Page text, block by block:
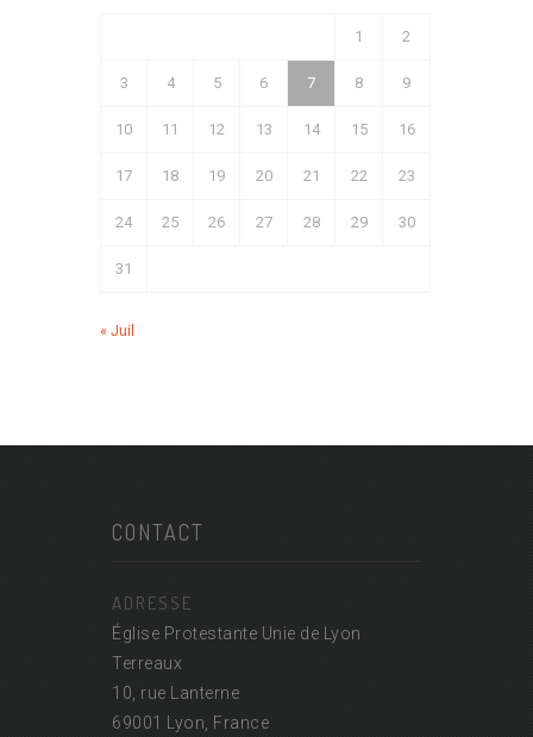
1 2
3 4 5 6 7 8 9
10 11 12 13 14 15 16
17 18 19 20 21 22 23
24 25 26 27 28 29 30
31
« Juil
CONTACT
ADRESSE
Église Protestante Unie de Lyon
Terreaux
10, rue Lanterne
69001 Lyon, France